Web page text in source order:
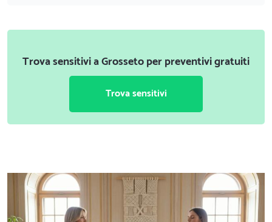
Trova sensitivi a Grosseto per preventivi gratuiti
Trova sensitivi